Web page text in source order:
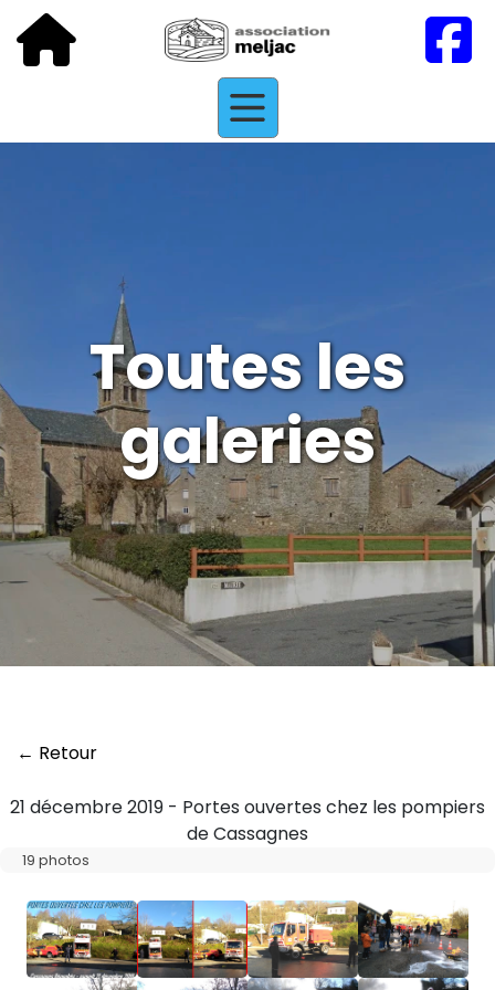
Toutes les
galeries
← Retour
21 décembre 2019 - Portes ouvertes chez les pompiers
de Cassagnes
19 photos